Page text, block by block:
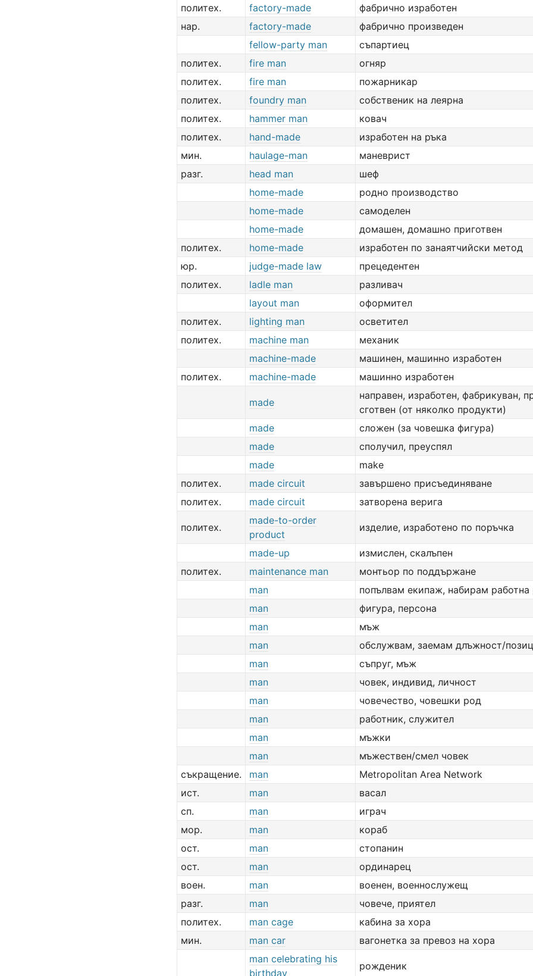
политех.
factory-made
фабрично изработен
нар.
factory-made
фабрично произведен
fellow-party man
съпартиец
политех.
fire man
огняр
политех.
fire man
пожарникар
политех.
foundry man
собственик на леярна
политех.
hammer man
ковач
политех.
hand-made
изработен на ръка
мин.
haulage-man
маневрист
разг.
head man
шеф
home-made
родно производство
home-made
самоделен
home-made
домашен, домашно приготвен
политех.
home-made
изработен по занаятчийски метод
юр.
judge-made law
прецедентен
политех.
ladle man
разливач
layout man
оформител
политех.
lighting man
осветител
политех.
machine man
механик
machine-made
машинен, машинно изработен
политех.
machine-made машинно изработен
made
направен, изработен, фабрикуван,
сготвен (от няколко продукти)
made
сложен (за човешка фигура)
made
сполучил, преуспял
made
make
политех.
made circuit
завършено присъединяване
политех.
made circuit затворена верига
политех.
made-to-order
product
изделие, изработено по поръчка
made-up
измислен, скалъпен
политех.
maintenance man
монтьор по поддържане
man
попълвам екипаж, набирам работна
man
фигура, персона
man
мъж
man
обслужвам, заемам длъжност/
man
съпруг, мъж
man
човек, индивид, личност
man
човечество, човешки род
man
работник, служител
man
мъжки
man
мъжествен/смел човек
съкращение.
man
Metropolitan Area Network
ист.
man
васал
сп.
man
играч
мор.
man
кораб
ост.
man
стопанин
ост.
man
ординарец
воен.
man
военен, военнослужещ
разг.
man
човече, приятел
политех.
man cage
кабина за хора
мин.
man car
вагонетка за превоз на хора
man celebrating his
birthday
рожденик